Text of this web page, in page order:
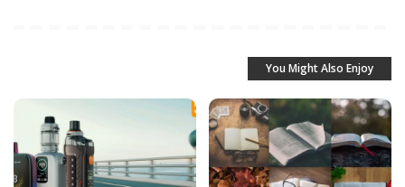
You Might Also Enjoy